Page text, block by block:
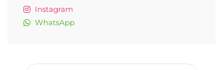
Instagram
WhatsApp